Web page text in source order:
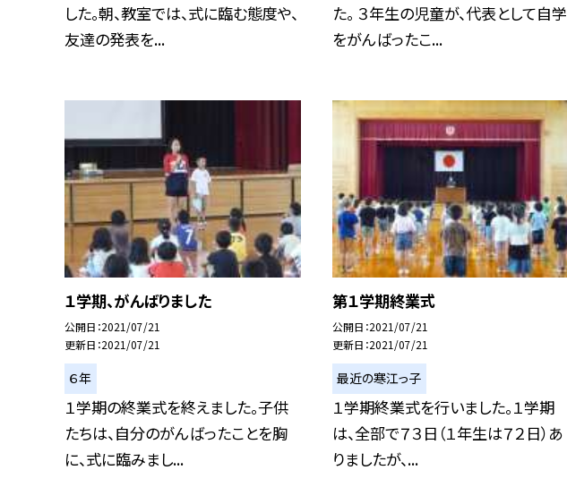
した。朝、教室では、式に臨む態度や、
友達の発表を...
た。 ３年生の児童が、代表として自学
をがんばったこ...
１学期、がんばりました
公開日 2021/07/21
更新日 2021/07/21
６年
１学期の終業式を終えました。子供
たちは、自分のがんばったことを胸
に、式に臨みまし...
第１学期終業式
公開日 2021/07/21
更新日 2021/07/21
最近の寒江っ子
１学期終業式を行いました。１学期
は、全部で７３日（１年生は７２日）あ
りましたが、...